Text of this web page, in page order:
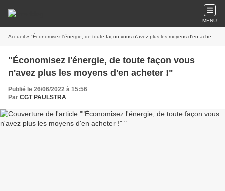
MENU
Accueil » "Économisez l'énergie, de toute façon vous n'avez plus les moyens d'en acheter !"
"Économisez l'énergie, de toute façon vous
n'avez plus les moyens d'en acheter !"
Publié le 26/06/2022 à 15:56
Par CGT PAULSTRA